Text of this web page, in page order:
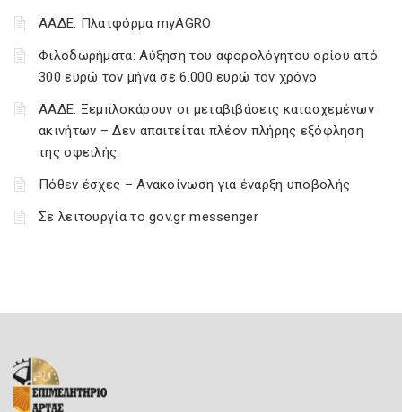
ΑΑΔΕ: Πλατφόρμα myAGRO
Φιλοδωρήματα: Αύξηση του αφορολόγητου ορίου από
300 ευρώ τον μήνα σε 6.000 ευρώ τον χρόνο
ΑΑΔΕ: Ξεμπλοκάρουν οι μεταβιβάσεις κατασχεμένων
ακινήτων – Δεν απαιτείται πλέον πλήρης εξόφληση
της οφειλής
Πόθεν έσχες – Ανακοίνωση για έναρξη υποβολής
Σε λειτουργία το gov.gr messenger